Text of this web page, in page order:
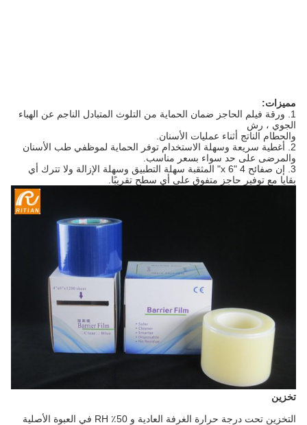
مميزات:
1. ورقة فيلم الحاجز ضمان الحماية من التلوث المتبادل الناجم عن الهباء
الجوي ، رش
والحطام الناتج أثناء عمليات الأسنان.
2. أغطية سريعة وسهلة الاستخدام توفر الحماية لموظفي طب الأسنان
والمرضى على حد سواء بسعر مناسب.
3. إن صفائح 4 "x 6" المثقبة سهلة التطبيق وسهلة الإزالة ولا تترك أي
بقايا مع توفير حاجز متفوق على أي سطح تقريبًا.
تخزين
التخزين تحت درجة حرارة الغرفة العادية و 50٪ RH في العبوة الأصلية